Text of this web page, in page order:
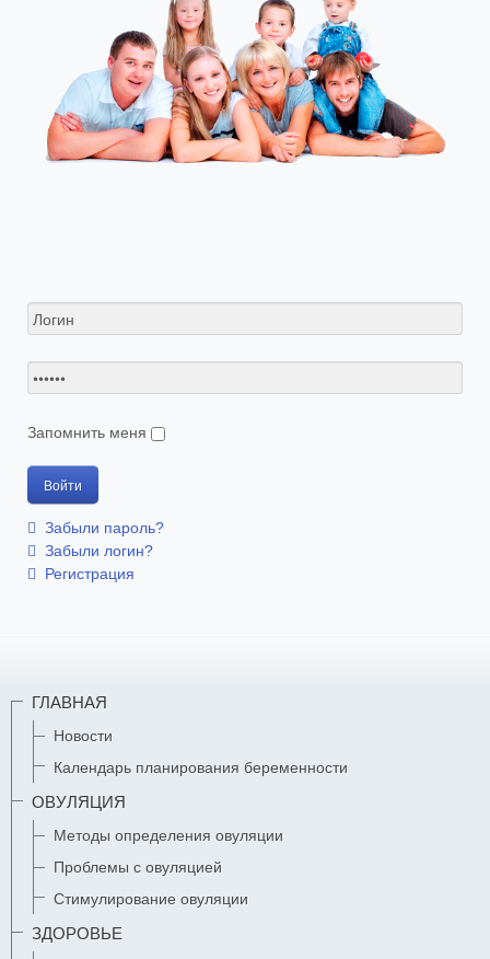
Запомнить меня
Забыли пароль?
Забыли логин?
Регистрация
ГЛАВНАЯ
Новости
Календарь планирования беременности
ОВУЛЯЦИЯ
Методы определения овуляции
Проблемы с овуляцией
Стимулирование овуляции
ЗДОРОВЬЕ